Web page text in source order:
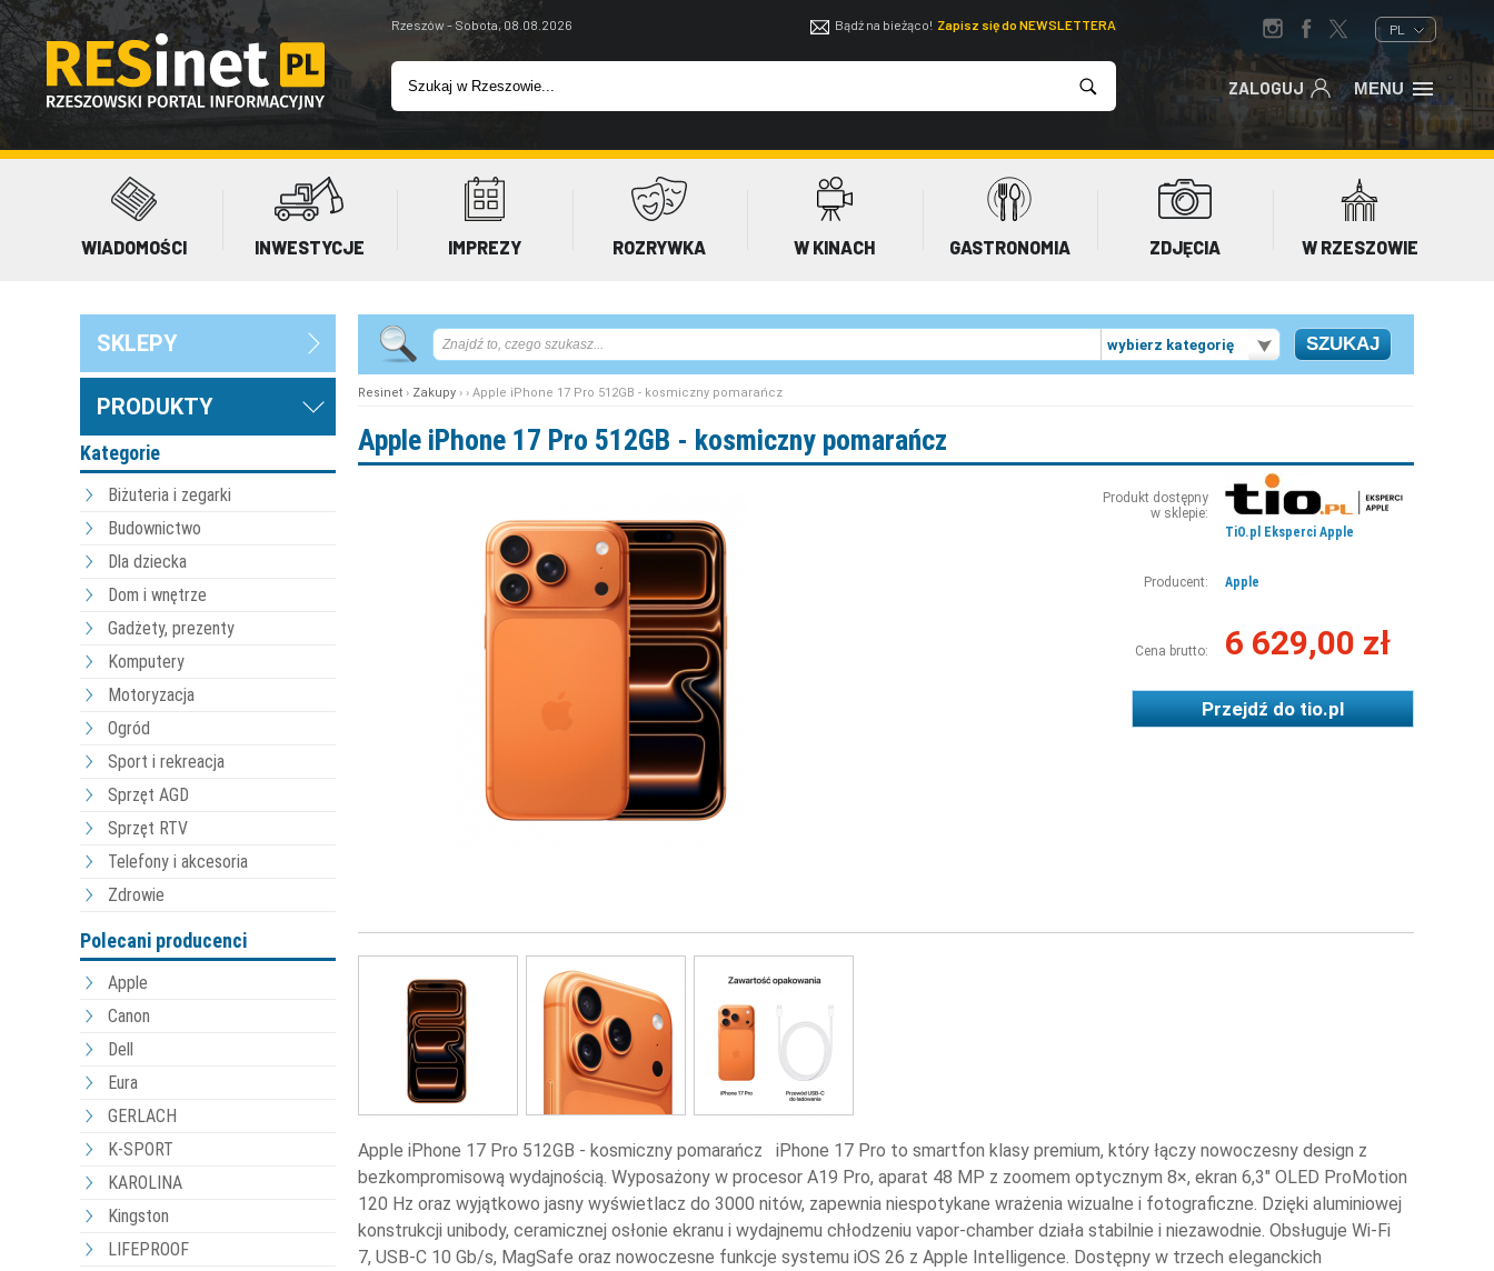
Rzeszów - Sobota, 08.08.2026 Bądź na bieżąco! Zapisz się do NEWSLETTERA PL
ZALOGUJ MENU
WIADOMOŚCI INWESTYCJE IMPREZY ROZRYWKA W KINACH GASTRONOMIA ZDJĘCIA W RZESZOWIE
SKLEPY
PRODUKTY
Kategorie
Biżuteria i zegarki
Budownictwo
Dla dziecka
Dom i wnętrze
Gadżety, prezenty
Komputery
Motoryzacja
Ogród
Sport i rekreacja
Sprzęt AGD
Sprzęt RTV
Telefony i akcesoria
Zdrowie
Polecani producenci
Apple
Canon
Dell
Eura
GERLACH
K-SPORT
KAROLINA
Kingston
LIFEPROOF
wybierz kategorię
Resinet › Zakupy › › Apple iPhone 17 Pro 512GB - kosmiczny pomarańcz
Apple iPhone 17 Pro 512GB - kosmiczny pomarańcz
Produkt dostępny
w sklepie:
TiO.pl Eksperci Apple
Producent: Apple
Cena brutto: 6 629,00 zł
Przejdź dotio.pl
Apple iPhone 17 Pro 512GB - kosmiczny pomarańcz iPhone 17 Pro to smartfon klasy premium, który łączy nowoczesny design z
bezkompromisową wydajnością. Wyposażony w procesor A19 Pro, aparat 48 MP z zoomem optycznym 8×, ekran 6,3″ OLED ProMotion
120 Hz oraz wyjątkowo jasny wyświetlacz do 3000 nitów, zapewnia niespotykane wrażenia wizualne i fotograficzne. Dzięki aluminiowej
konstrukcji unibody, ceramicznej osłonie ekranu i wydajnemu chłodzeniu vapor-chamber działa stabilnie i niezawodnie. Obsługuje Wi-Fi
7, USB-C 10 Gb/s, MagSafe oraz nowoczesne funkcje systemu iOS 26 z Apple Intelligence. Dostępny w trzech eleganckich